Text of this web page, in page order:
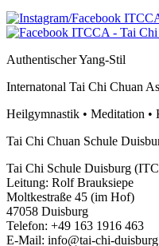
Authentischer Yang-Stil
Internatonal Tai Chi Chuan
Heilgymnastik • Meditation •
Tai Chi Chuan Schule
Tai Chi Schule Duisburg
Leitung: Rolf Brauksiepe
Moltkestraße 45 (im Hof)
47058 Duisburg
Telefon: +49 163 1916 463
E-Mail: info@tai-chi-